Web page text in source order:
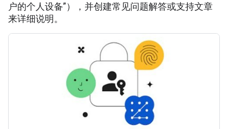
户的个人设备”），并创建常见问题解答或支持文章
来详细说明。